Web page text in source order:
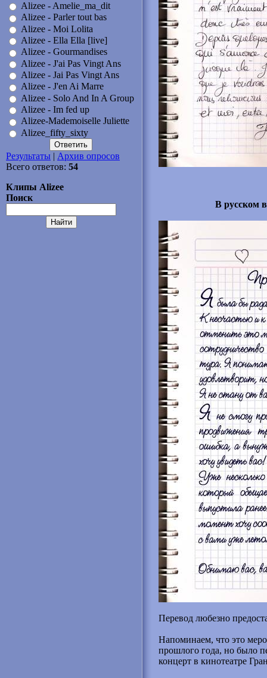
Alizee - Amelie_ma_dit
Alizee - Parler tout bas
Alizee - Moi Lolita
Alizee - Ella Ella [live]
Alizee - Gourmandises
Alizee - J'ai Pas Vingt Ans
Alizee - Jai Pas Vingt Ans
Alizee - J'en Ai Marre
Alizee - Solo And In A Group
Alizee - Im fed up
Alizee-Mademoiselle Juliette
Alizee_fifty_sixty
Результаты | Архив опросов
Всего ответов: 54
Клипы Alizee
Поиск
В русском
Перевод любезно
Напоминаем, что это
прошлого года, но было
концерт в кинотеатре